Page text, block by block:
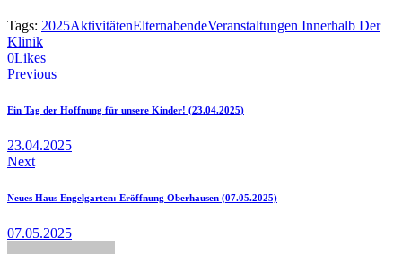
Tags: 2025AktivitätenElternabendeVeranstaltungen Innerhalb Der
Klinik
0LikesTwitter
Facebook
Email
Copy
URL
clipboard
Beitragsnavigation
Previous
Ein Tag der Hoffnung für unsere Kinder! (23.04.2025)
23.04.2025
Next
Neues Haus Engelgarten: Eröffnung Oberhausen (07.05.2025)
07.05.2025